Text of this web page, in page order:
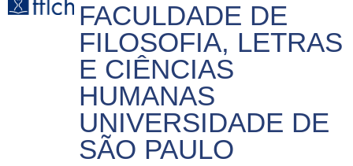
FACULDADE DE
FILOSOFIA, LETRAS
E CIÊNCIAS
HUMANAS
UNIVERSIDADE DE
SÃO PAULO